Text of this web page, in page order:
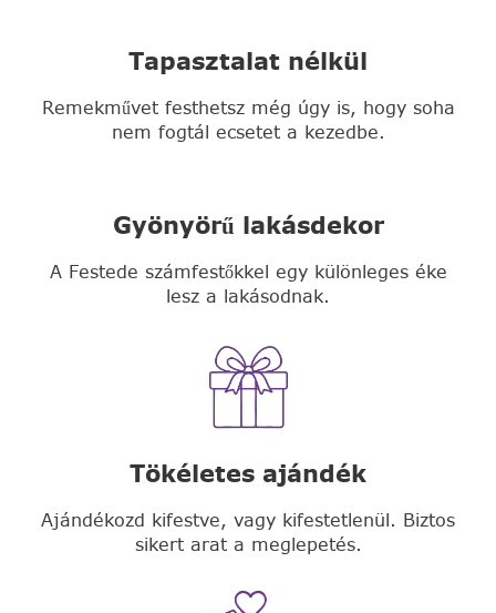
Tapasztalat nélkül
Remekművet festhetsz még úgy is, hogy soha
nem fogtál ecsetet a kezedbe.
Gyönyörű lakásdekor
A Festede számfestőkkel egy különleges éke
lesz a lakásodnak.
Tökéletes ajándék
Ajándékozd kifestve, vagy kifestetlenül. Biztos
sikert arat a meglepetés.